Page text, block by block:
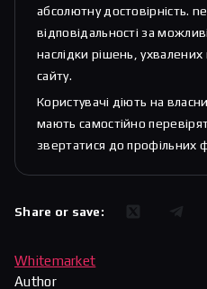
абсолютну достовірність.
відповідальності за
наслідки рішень, ухвалених
сайту.
Користувачі діють на
мають самостійно
звертатися до профільних
Share or save:
Whitemarket
Author